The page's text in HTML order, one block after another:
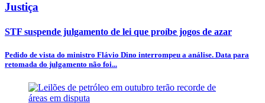
Justiça
STF suspende julgamento de lei que proíbe jogos de azar
Pedido de vista do ministro Flávio Dino interrompeu a análise. Data para
retomada do julgamento não foi...